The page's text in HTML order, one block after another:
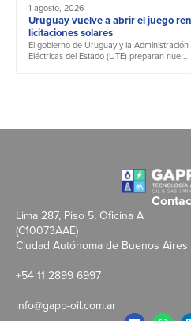
1 agosto, 2026
Uruguay vuelve a abrir el juego
licitaciones solares
El gobierno de Uruguay y la
Eléctricas del Estado (UTE) preparan nue...
Lima 287, Piso 5, Oficina A
(C10073AAE)
Ciudad Autónoma de Buenos Aires
+54 11 2899 6997
info@gapp-oil.com.ar